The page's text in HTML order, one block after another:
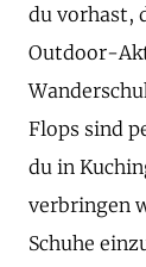
du vorhast,
Outdoor-
Flops sind
du in
verbringen
Schuhe